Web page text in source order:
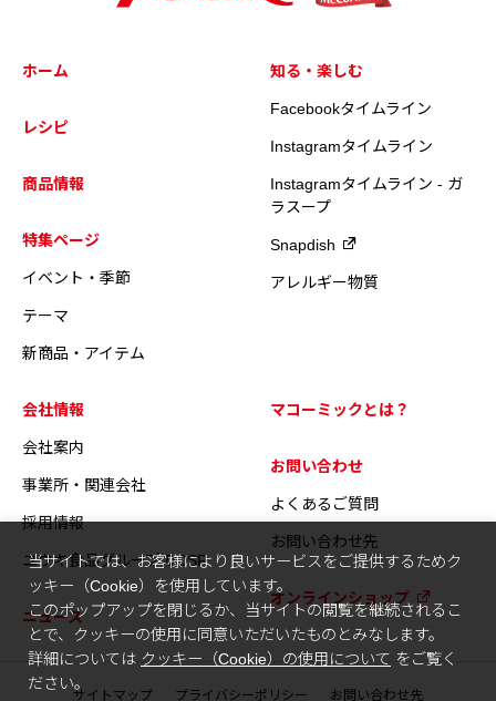
ホーム
レシピ
商品情報
特集ページ
イベント・季節
テーマ
新商品・アイテム
知る・楽しむ
Facebookタイムライン
Instagramタイムライン
Instagramタイムライン - ガ
ラスープ
Snapdish
アレルギー物質
会社情報
会社案内
事業所・関連会社
採用情報
ユウキ食品グループのCSR
ニュース
マコーミックとは？
お問い合わせ
よくあるご質問
お問い合わせ先
オンラインショップ
サイトマップ プライバシーポリシー お問い合わせ先
当サイトでは、お客様により良いサービスをご提供するためク
ッキー（Cookie）を使用しています。
このポップアップを閉じるか、当サイトの閲覧を継続されるこ
とで、クッキーの使用に同意いただいたものとみなします。
詳細については クッキー（Cookie）の使用について をご覧く
ださい。